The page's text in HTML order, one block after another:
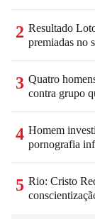
2 Resultado
premiadas no
3 Quatro
contra grupo
4 Homem
pornografia
5 Rio: Cristo